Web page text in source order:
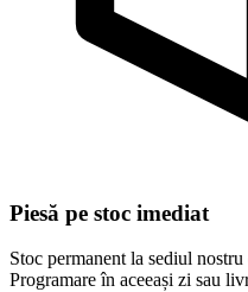
Piesă pe stoc imediat
Stoc permanent la sediul
Programare în aceeași zi sau